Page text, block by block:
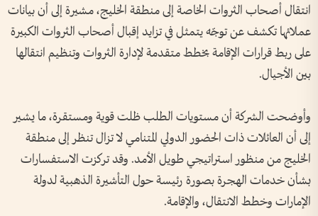
انتقال أصحاب الثروات الخاصة إلى منطقة الخليج، مشيرة إلى أن بيانات
عملائها تكشف عن توجّه يتمثل في تزايد إقبال أصحاب الثروات الكبيرة
على ربط قرارات الإقامة بخطط متقدمة لإدارة الثروات وتنظيم انتقالها
بين الأجيال.
وأوضحت الشركة أن مستويات الطلب ظلت قوية ومستقرة، ما يشير
إلى أن العائلات ذات الحضور الدولي المتنامي لا تزال تنظر إلى منطقة
الخليج من منظور استراتيجي طويل الأمد. وقد تركزت الاستفسارات
بشأن خدمات الهجرة بصورة رئيسة حول التأشيرة الذهبية لدولة
الإمارات وخطط الانتقال، والإقامة.